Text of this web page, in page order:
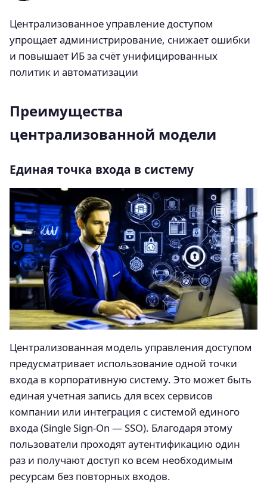
Централизованное управление доступом
упрощает администрирование, снижает ошибки
и повышает ИБ за счёт унифицированных
политик и автоматизации
Преимущества
централизованной модели
Единая точка входа в систему
Централизованная модель управления доступом
предусматривает использование одной точки
входа в корпоративную систему. Это может быть
единая учетная запись для всех сервисов
компании или интеграция с системой единого
входа (Single Sign-On — SSO). Благодаря этому
пользователи проходят аутентификацию один
раз и получают доступ ко всем необходимым
ресурсам без повторных входов.